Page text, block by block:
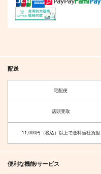
配送
宅配便
店頭受取
11,000円（税込）以上で送料当社負担
便利な機能/サービス